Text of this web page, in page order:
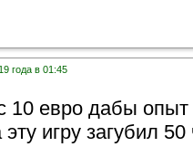
года в 01:45
10 евро дабы
эту игру загубил